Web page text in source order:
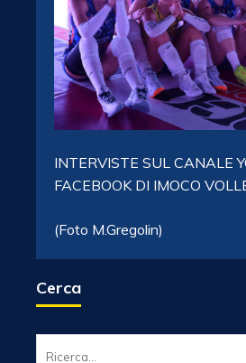
INTERVISTE SUL CANALE
FACEBOOK DI IMOCO
(Foto M.Gregolin)
Cerca